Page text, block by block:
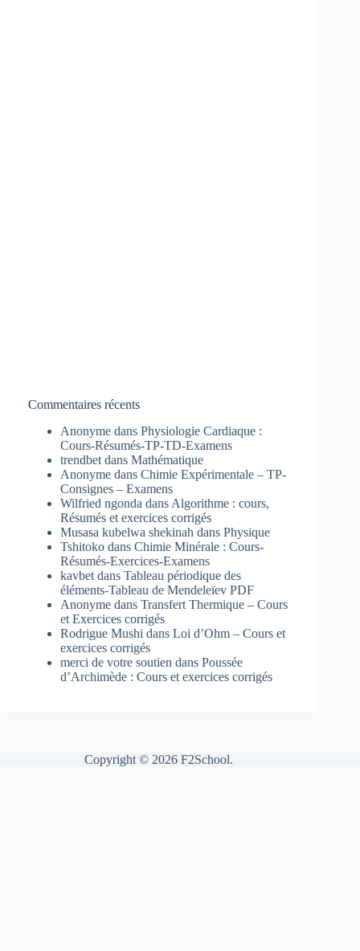
Commentaires récents
Anonyme dans Physiologie Cardiaque :
Cours-Résumés-TP-TD-Examens
trendbet dans Mathématique
Anonyme dans Chimie Expérimentale – TP-
Consignes – Examens
Wilfried ngonda dans Algorithme : cours,
Résumés et exercices corrigés
Musasa kubelwa shekinah dans Physique
Tshitoko dans Chimie Minérale : Cours-
Résumés-Exercices-Examens
kavbet dans Tableau périodique des
éléments-Tableau de Mendeleïev PDF
Anonyme dans Transfert Thermique – Cours
et Exercices corrigés
Rodrigue Mushi dans Loi d’Ohm – Cours et
exercices corrigés
merci de votre soutien dans Poussée
d’Archimède : Cours et exercices corrigés
Copyright © 2026 F2School.